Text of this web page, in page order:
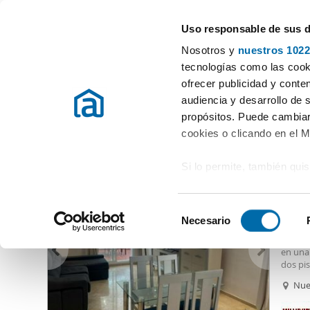
Uso responsable de sus
Nosotros y nuestros
tecnologías como las
ofrecer publicidad y
audiencia y desarrollo de
propósitos. Puede
cookies o clicando en el
Si lo permite, también
Identificar su
Obtenga más
preferencias en la
en la Declaración de
e
c
Necesario
Elegir distrito
Alquiler pisos Málaga Alquiler pisos Marbella Alquiler
Alquiler apartamentos Marbella (305 viviendas)
en
dos